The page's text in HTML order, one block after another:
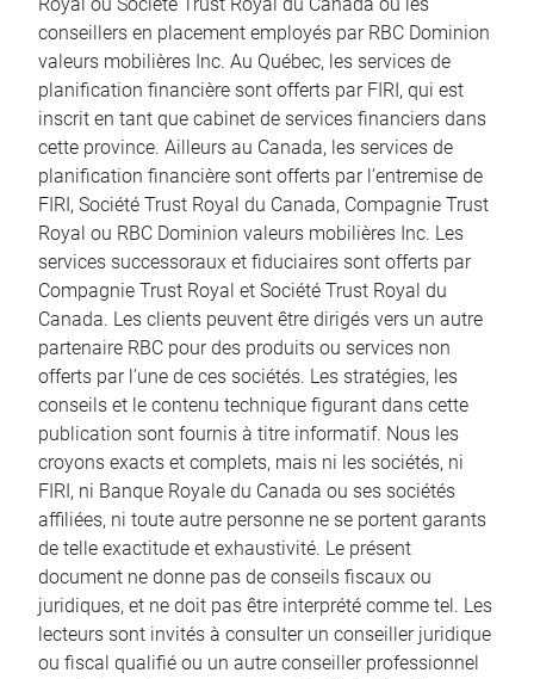
conseillers en placement employés par RBC Dominion
valeurs mobilières Inc. Au Québec, les services de
planification financière sont offerts par FIRI, qui est
inscrit en tant que cabinet de services financiers dans
cette province. Ailleurs au Canada, les services de
planification financière sont offerts par l’entremise de
FIRI, Société Trust Royal du Canada, Compagnie Trust
Royal ou RBC Dominion valeurs mobilières Inc. Les
services successoraux et fiduciaires sont offerts par
Compagnie Trust Royal et Société Trust Royal du
Canada. Les clients peuvent être dirigés vers un autre
partenaire RBC pour des produits ou services non
offerts par l’une de ces sociétés. Les stratégies, les
conseils et le contenu technique figurant dans cette
publication sont fournis à titre informatif. Nous les
croyons exacts et complets, mais ni les sociétés, ni
FIRI, ni Banque Royale du Canada ou ses sociétés
affiliées, ni toute autre personne ne se portent garants
de telle exactitude et exhaustivité. Le présent
document ne donne pas de conseils fiscaux ou
juridiques, et ne doit pas être interprété comme tel. Les
lecteurs sont invités à consulter un conseiller juridique
ou fiscal qualifié ou un autre conseiller professionnel